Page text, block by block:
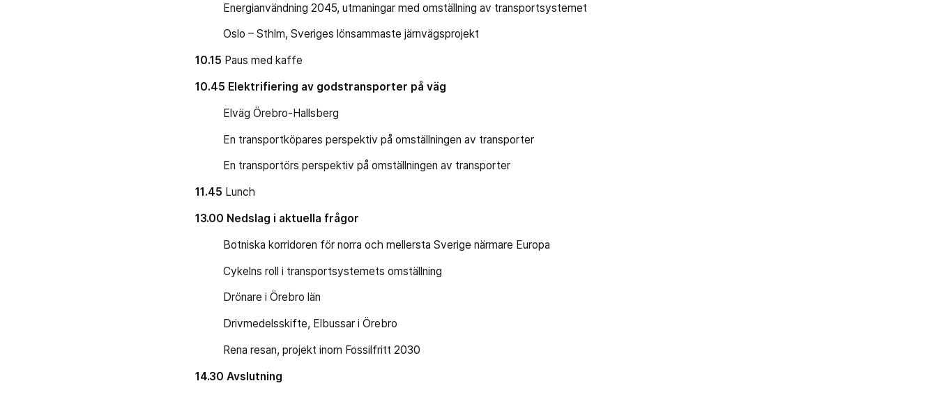
Energianvändning 2045, utmaningar med omställning av transportsystemet
Oslo – Sthlm, Sveriges lönsammaste järnvägsprojekt
10.15 Paus med kaffe
10.45 Elektrifiering av godstransporter på väg
Elväg Örebro-Hallsberg
En transportköpares perspektiv på omställningen av transporter
En transportörs perspektiv på omställningen av transporter
11.45 Lunch
13.00 Nedslag i aktuella frågor
Botniska korridoren för norra och mellersta Sverige närmare Europa
Cykelns roll i transportsystemets omställning
Drönare i Örebro län
Drivmedelsskifte, Elbussar i Örebro
Rena resan, projekt inom Fossilfritt 2030
14.30 Avslutning